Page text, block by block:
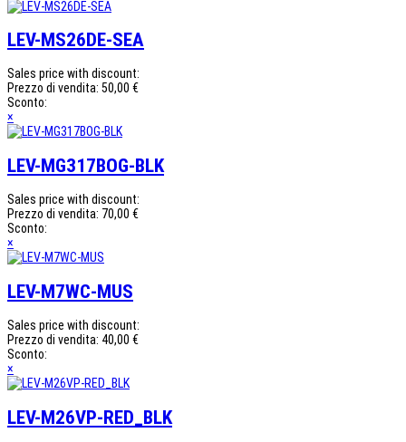
LEV-MS26DE-SEA
Sales price with discount:
Prezzo di vendita: 50,00 €
Sconto:
×
LEV-MG317BOG-BLK
Sales price with discount:
Prezzo di vendita: 70,00 €
Sconto:
×
LEV-M7WC-MUS
Sales price with discount:
Prezzo di vendita: 40,00 €
Sconto:
×
LEV-M26VP-RED_BLK